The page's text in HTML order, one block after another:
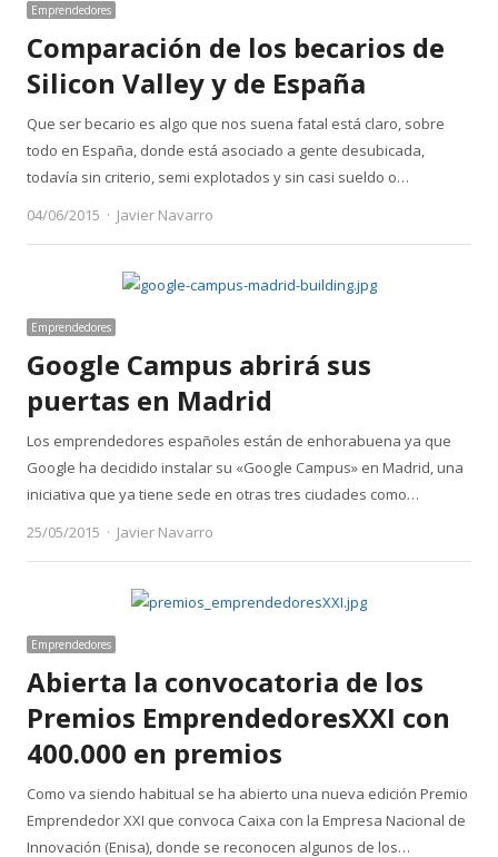
Emprendedores
Comparación de los becarios de
Silicon Valley y de España
Que ser becario es algo que nos suena fatal está claro, sobre
todo en España, donde está asociado a gente desubicada,
todavía sin criterio, semi explotados y sin casi sueldo o…
04/06/2015
Author
Javier Navarro
Emprendedores
Google Campus abrirá sus
puertas en Madrid
Los emprendedores españoles están de enhorabuena ya que
Google ha decidido instalar su «Google Campus» en Madrid, una
iniciativa que ya tiene sede en otras tres ciudades como…
25/05/2015
Author
Javier Navarro
Emprendedores
Abierta la convocatoria de los
Premios EmprendedoresXXI con
400.000 en premios
Como va siendo habitual se ha abierto una nueva edición Premio
Emprendedor XXI que convoca Caixa con la Empresa Nacional de
Innovación (Enisa), donde se reconocen algunos de los…